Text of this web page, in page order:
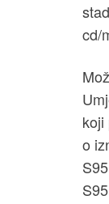
cd/
koji
o